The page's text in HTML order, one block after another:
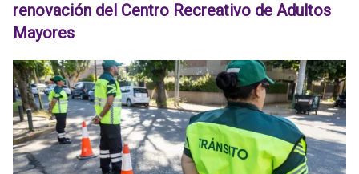
renovación del Centro Recreativo de Adultos
Mayores